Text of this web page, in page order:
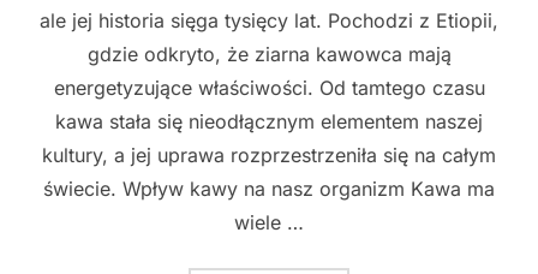
ale jej historia sięga tysięcy lat. Pochodzi z Etiopii,
gdzie odkryto, że ziarna kawowca mają
energetyzujące właściwości. Od tamtego czasu
kawa stała się nieodłącznym elementem naszej
kultury, a jej uprawa rozprzestrzeniła się na całym
świecie. Wpływ kawy na nasz organizm Kawa ma
wiele …